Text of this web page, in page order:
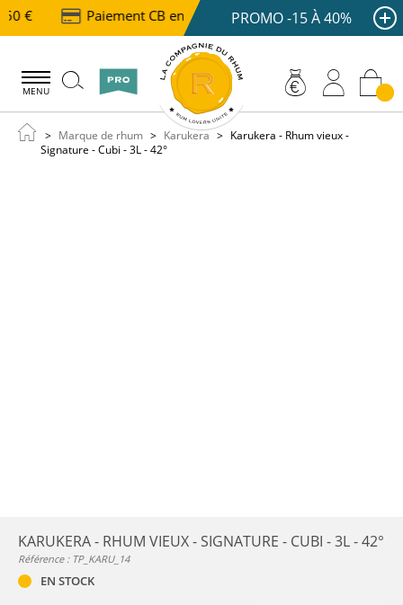
€ Paiement CB en 3 ou 4x dès 100 €
PROMO -15 À 40%
MENU
Marque de rhum Karukera
Karukera - Rhum vieux -
Signature - Cubi - 3L - 42°
KARUKERA - RHUM VIEUX - SIGNATURE - CUBI - 3L - 42°
Référence : TP_KARU_14
EN STOCK